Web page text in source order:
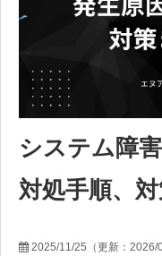
システム障
対処手順、
2025/11/25 （更新： 2026/